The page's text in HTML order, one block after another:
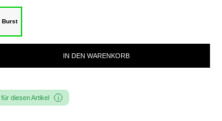
Burst
IN DEN WARENKORB
diesen Artikel